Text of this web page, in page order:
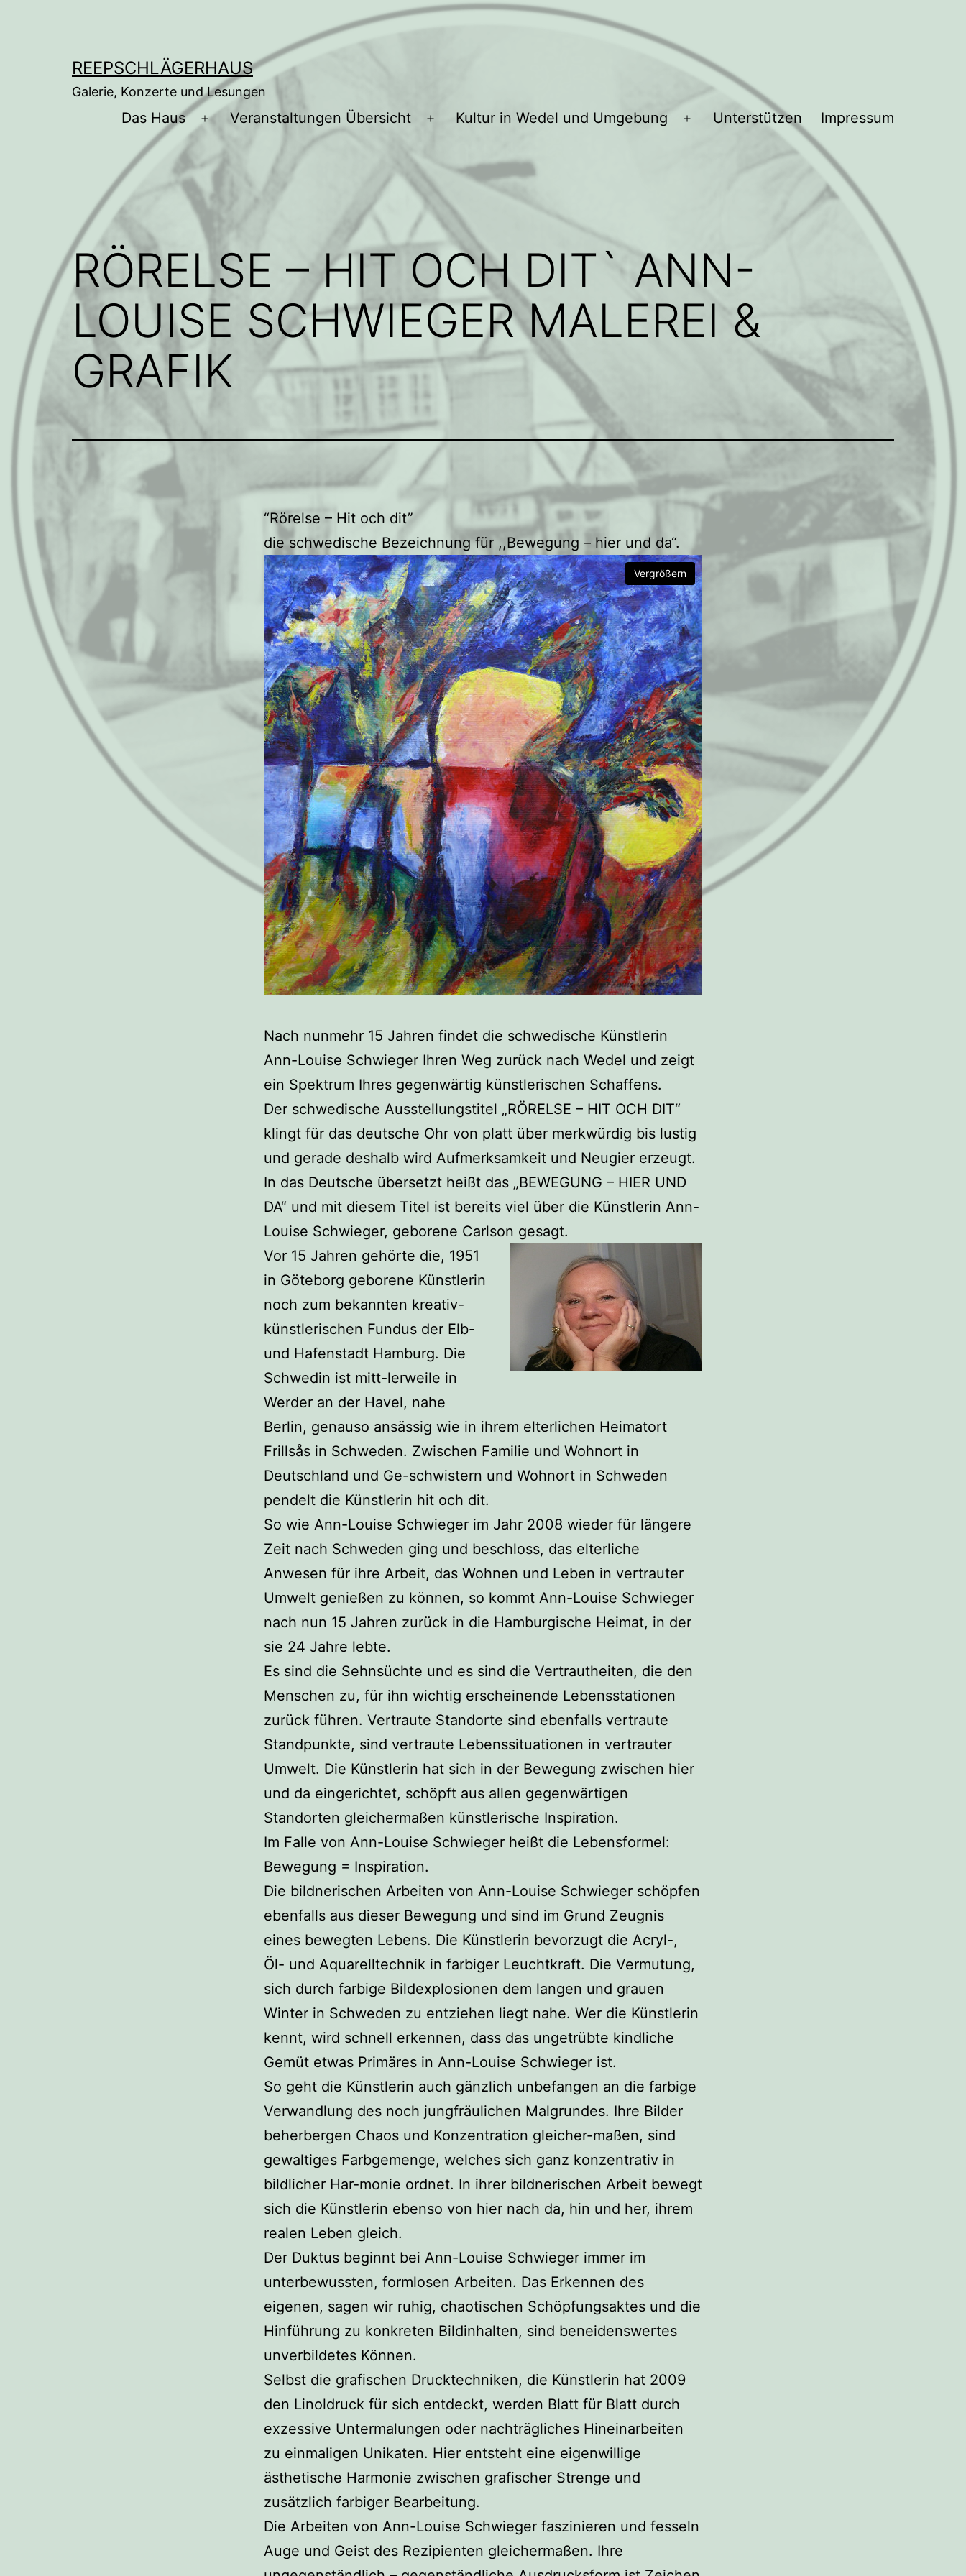
REEPSCHLÄGERHAUS
Galerie, Konzerte und Lesungen
Das Haus
Menü
öffnen
Veranstaltungen Übersicht
Menü
Kultur in Wedel und Umgebung
Menü
Unterstützen Impressum
RÖRELSE – HIT OCH DIT` ANN-
LOUISE SCHWIEGER MALEREI &
GRAFIK
“Rörelse – Hit och dit”
die schwedische Bezeichnung für ,,Bewegung – hier und da“.
Vergrößern
Nach nunmehr 15 Jahren findet die schwedische Künstlerin
Ann-Louise Schwieger Ihren Weg zurück nach Wedel und zeigt
ein Spektrum Ihres gegenwärtig künstlerischen Schaffens.
Der schwedische Ausstellungstitel „RÖRELSE – HIT OCH DIT“
klingt für das deutsche Ohr von platt über merkwürdig bis lustig
und gerade deshalb wird Aufmerksamkeit und Neugier erzeugt.
In das Deutsche übersetzt heißt das „BEWEGUNG – HIER UND
DA“ und mit diesem Titel ist bereits viel über die Künstlerin Ann-
Louise Schwieger, geborene Carlson gesagt.
Vor 15 Jahren gehörte die, 1951
in Göteborg geborene Künstlerin
noch zum bekannten kreativ-
künstlerischen Fundus der Elb-
und Hafenstadt Hamburg. Die
Schwedin ist mitt-lerweile in
Werder an der Havel, nahe
Berlin, genauso ansässig wie in ihrem elterlichen Heimatort
Frillsås in Schweden. Zwischen Familie und Wohnort in
Deutschland und Ge-schwistern und Wohnort in Schweden
pendelt die Künstlerin hit och dit.
So wie Ann-Louise Schwieger im Jahr 2008 wieder für längere
Zeit nach Schweden ging und beschloss, das elterliche
Anwesen für ihre Arbeit, das Wohnen und Leben in vertrauter
Umwelt genießen zu können, so kommt Ann-Louise Schwieger
nach nun 15 Jahren zurück in die Hamburgische Heimat, in der
sie 24 Jahre lebte.
Es sind die Sehnsüchte und es sind die Vertrautheiten, die den
Menschen zu, für ihn wichtig erscheinende Lebensstationen
zurück führen. Vertraute Standorte sind ebenfalls vertraute
Standpunkte, sind vertraute Lebenssituationen in vertrauter
Umwelt. Die Künstlerin hat sich in der Bewegung zwischen hier
und da eingerichtet, schöpft aus allen gegenwärtigen
Standorten gleichermaßen künstlerische Inspiration.
Im Falle von Ann-Louise Schwieger heißt die Lebensformel:
Bewegung = Inspiration.
Die bildnerischen Arbeiten von Ann-Louise Schwieger schöpfen
ebenfalls aus dieser Bewegung und sind im Grund Zeugnis
eines bewegten Lebens. Die Künstlerin bevorzugt die Acryl-,
Öl- und Aquarelltechnik in farbiger Leuchtkraft. Die Vermutung,
sich durch farbige Bildexplosionen dem langen und grauen
Winter in Schweden zu entziehen liegt nahe. Wer die Künstlerin
kennt, wird schnell erkennen, dass das ungetrübte kindliche
Gemüt etwas Primäres in Ann-Louise Schwieger ist.
So geht die Künstlerin auch gänzlich unbefangen an die farbige
Verwandlung des noch jungfräulichen Malgrundes. Ihre Bilder
beherbergen Chaos und Konzentration gleicher-maßen, sind
gewaltiges Farbgemenge, welches sich ganz konzentrativ in
bildlicher Har-monie ordnet. In ihrer bildnerischen Arbeit bewegt
sich die Künstlerin ebenso von hier nach da, hin und her, ihrem
realen Leben gleich.
Der Duktus beginnt bei Ann-Louise Schwieger immer im
unterbewussten, formlosen Arbeiten. Das Erkennen des
eigenen, sagen wir ruhig, chaotischen Schöpfungsaktes und die
Hinführung zu konkreten Bildinhalten, sind beneidenswertes
unverbildetes Können.
Selbst die grafischen Drucktechniken, die Künstlerin hat 2009
den Linoldruck für sich entdeckt, werden Blatt für Blatt durch
exzessive Untermalungen oder nachträgliches Hineinarbeiten
zu einmaligen Unikaten. Hier entsteht eine eigenwillige
ästhetische Harmonie zwischen grafischer Strenge und
zusätzlich farbiger Bearbeitung.
Die Arbeiten von Ann-Louise Schwieger faszinieren und fesseln
Auge und Geist des Rezipienten gleichermaßen. Ihre